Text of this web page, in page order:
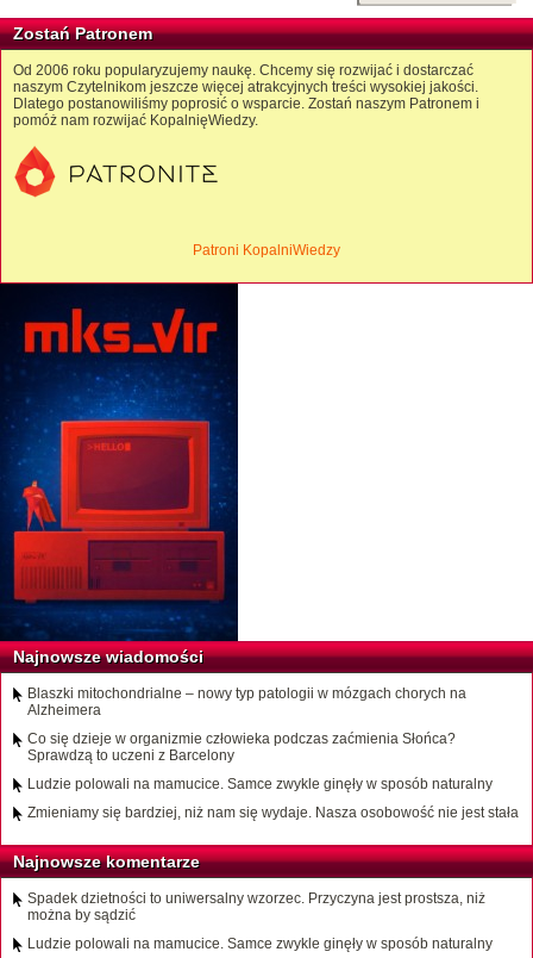
Zostań Patronem
Od 2006 roku popularyzujemy naukę. Chcemy się rozwijać i dostarczać
naszym Czytelnikom jeszcze więcej atrakcyjnych treści wysokiej jakości.
Dlatego postanowiliśmy poprosić o wsparcie. Zostań naszym Patronem i
pomóż nam rozwijać KopalnięWiedzy.
Patroni KopalniWiedzy
Najnowsze wiadomości
Blaszki mitochondrialne – nowy typ patologii w mózgach chorych na
Alzheimera
Co się dzieje w organizmie człowieka podczas zaćmienia Słońca?
Sprawdzą to uczeni z Barcelony
Ludzie polowali na mamucice. Samce zwykle ginęły w sposób naturalny
Zmieniamy się bardziej, niż nam się wydaje. Nasza osobowość nie jest stała
Najnowsze komentarze
Spadek dzietności to uniwersalny wzorzec. Przyczyna jest prostsza, niż
można by sądzić
Ludzie polowali na mamucice. Samce zwykle ginęły w sposób naturalny